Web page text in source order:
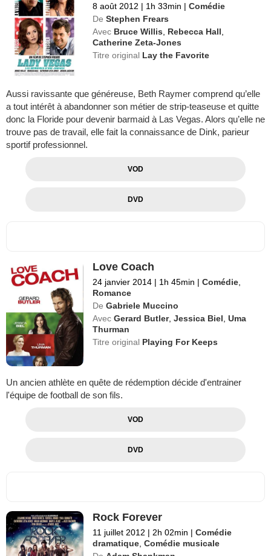
8 août 2012 | 1h 33min | Comédie
De Stephen Frears
Avec Bruce Willis Rebecca Hall
Catherine Zeta-Jones
Titre original Lay the Favorite
Aussi ravissante que généreuse, Beth Raymer comprend qu’elle
a tout intérêt à abandonner son métier de strip-teaseuse et quitte
donc la Floride pour devenir barmaid à Las Vegas. Alors qu’elle ne
trouve pas de travail, elle fait la connaissance de Dink, parieur
sportif professionnel.
VOD
DVD
Love Coach
24 janvier 2014 | 1h 45min | Comédie
Romance
De Gabriele Muccino
Avec Gerard Butler,Jessica Biel ,Uma
Thurman
Titre original Playing For Keeps
Un ancien athlète en quête de rédemption décide d'entrainer
l'équipe de football de son fils.
VOD
DVD
Rock Forever
11 juillet 2012 | 2h 02min | Comédie
dramatique ,Comédie musicale